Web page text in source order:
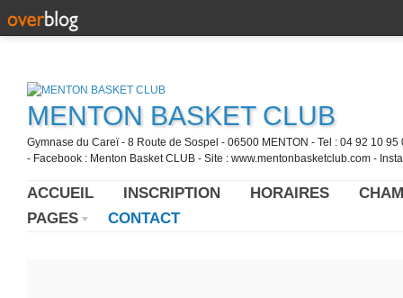
MENTON BASKET CLUB
Gymnase du Careï - 8 Route de Sospel - 06500 MENTON - Tel : 04 92 10
- Facebook : Menton Basket CLUB - Site : www.mentonbasketclub.com -
ACCUEIL INSCRIPTION HORAIRES
PAGES
CONTACT